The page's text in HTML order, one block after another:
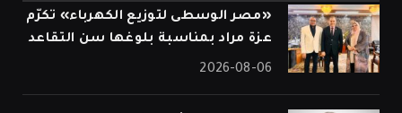
«مصر الوسطى لتوزيع الكهرباء» تكرّم
عزة مراد بمناسبة بلوغها سن التقاعد
2026-08-06